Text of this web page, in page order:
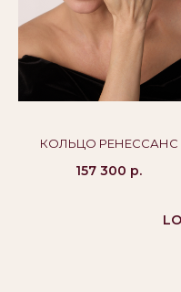
КОЛЬЦО РЕНЕССАНС
157 300 р.